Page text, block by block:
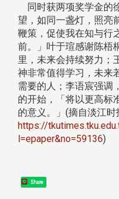
同时获两项奖学金的
望，如同一盏灯，照亮
鞭策，促使我在知与行
前。」叶于瑄感谢陈梧
里，未来会持续努力；
神非常值得学习，未来
需要的人；李语宸强调
的开始，「将以更高标
的意义。」(摘自淡江时
https://
l=epaper&no=59136)
Share